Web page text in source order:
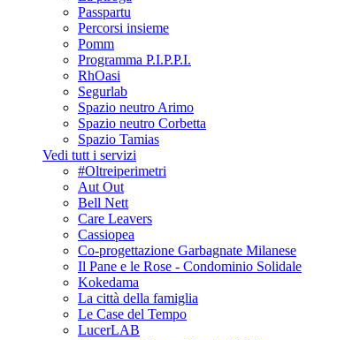
Passpartu
Percorsi insieme
Pomm
Programma P.I.P.P.I.
RhOasi
Segurlab
Spazio neutro Arimo
Spazio neutro Corbetta
Spazio Tamias
Vedi tutt i servizi
#Oltreiperimetri
Aut Out
Bell Nett
Care Leavers
Cassiopea
Co-progettazione Garbagnate Milanese
Il Pane e le Rose - Condominio Solidale
Kokedama
La città della famiglia
Le Case del Tempo
LucerLAB